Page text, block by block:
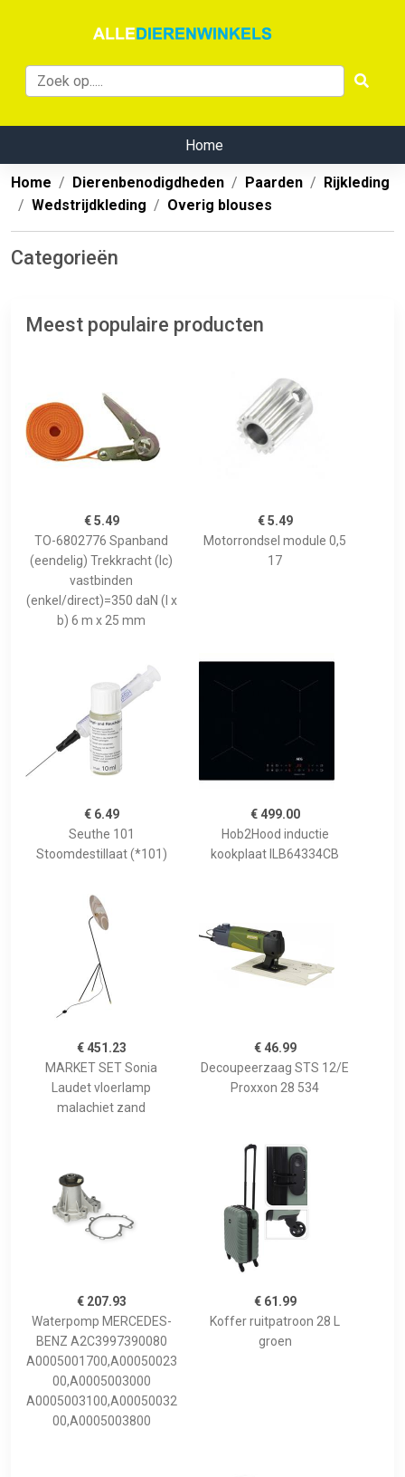
Home
Home Dierenbenodigdheden Paarden
Rijkleding
Wedstrijdkleding
Overig blouses
Categorieën
Meest populaire producten
€ 5.49
TO-6802776 Spanband
(eendelig) Trekkracht (lc)
vastbinden
(enkel/direct)=350 daN (l x
b) 6 m x 25 mm
€ 5.49
Motorrondsel module 0,5
17
€ 6.49
Seuthe 101
Stoomdestillaat (*101)
€ 499.00
Hob2Hood inductie
kookplaat ILB64334CB
€ 451.23
MARKET SET Sonia
Laudet vloerlamp
malachiet zand
€ 46.99
Decoupeerzaag STS 12/E
Proxxon 28 534
€ 207.93
Waterpomp MERCEDES-
BENZ A2C3997390080
A0005001700,A00050023
00,A0005003000
A0005003100,A00050032
00,A0005003800
€ 61.99
Koffer ruitpatroon 28 L
groen